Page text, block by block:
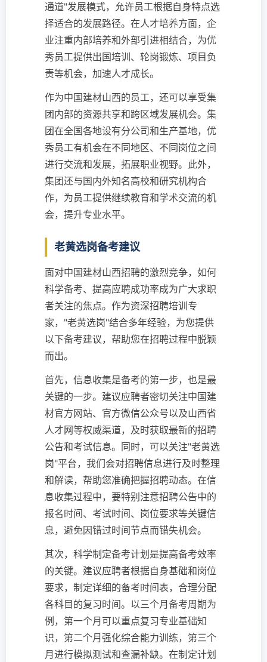
通道"发展模式，允许员工根据自身特点选
择适合的发展路径。在人才培养方面，企
业注重内部培养和外部引进相结合，为优
秀员工提供出国培训、轮岗锻炼、项目负
责等机会，加速人才成长。
作为中国建材山西的员工，还可以享受集
团内部的资源共享和跨区域发展机会。集
团在全国各地设有分公司和生产基地，优
秀员工有机会在不同地区、不同岗位之间
进行交流和发展，拓展职业视野。此外，
集团还与国内外知名高校和研究机构合
作，为员工提供继续教育和学术交流的机
会，提升专业水平。
老黄选岗备考建议
面对中国建材山西招聘的激烈竞争，如何
科学备考、提高应聘成功率成为广大求职
者关注的焦点。作为资深招聘培训专
家，"老黄选岗"结合多年经验，为您提供
以下备考建议，帮助您在招聘过程中脱颖
而出。
首先，信息收集是备考的第一步，也是最
关键的一步。建议应聘者密切关注中国建
材官方网站、官方微信公众号以及山西省
人才网等权威渠道，及时获取最新的招聘
公告和考试信息。同时，可以关注"老黄选
岗"平台，我们会对招聘信息进行及时整理
和解读，帮助您准确把握招聘动态。在信
息收集过程中，要特别注意招聘公告中的
报名时间、考试时间、岗位要求等关键信
息，避免因错过时间节点而错失机会。
其次，科学制定备考计划是提高备考效率
的关键。建议应聘者根据自身基础和岗位
要求，制定详细的备考时间表，合理分配
各科目的复习时间。以三个月备考周期为
例，第一个月可以重点复习专业基础知
识，第二个月强化综合能力训练，第三个
月进行模拟测试和查漏补缺。在制定计划